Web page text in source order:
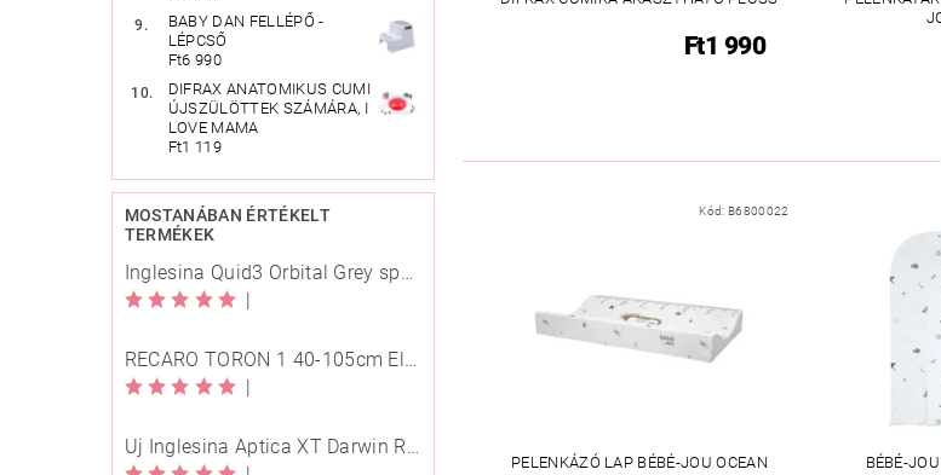
BABY DAN FELLÉPŐ -
LÉPCSŐ
Ft6 990
DIFRAX ANATOMIKUS CUMI
ÚJSZÜLÖTTEK SZÁMÁRA, I
LOVE MAMA
Ft1 119
MOSTANÁBAN ÉRTÉKELT
TERMÉKEK
Inglesina Quid3 Orbital Grey sport babakocsi
|
RECARO TORON 1 40-105cm Elegant Beige
|
Új Inglesina Aptica XT Darwin Recline Evo 4in1 Himalaya Blue multifunkciós babakocsi
Ft1 990
Kód: B6800022
PELENKÁZÓ LAP BÉBÉ-JOU OCEAN
BÉBÉ-